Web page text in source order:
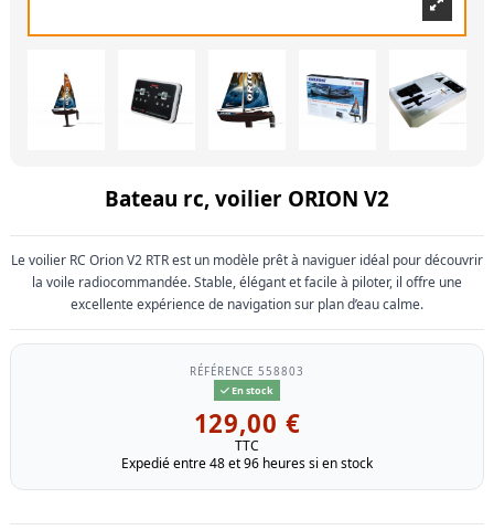
Bateau rc, voilier ORION V2
Le voilier RC Orion V2 RTR est un modèle prêt à naviguer idéal pour découvrir
la voile radiocommandée. Stable, élégant et facile à piloter, il offre une
excellente expérience de navigation sur plan d’eau calme.
RÉFÉRENCE 558803
En stock
129,00 €
TTC
Expedié entre 48 et 96 heures si en stock